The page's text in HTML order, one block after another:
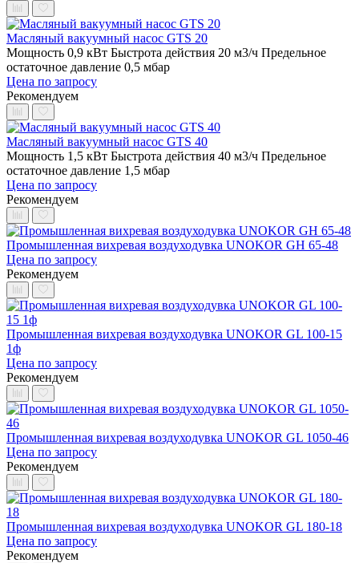
Масляный вакуумный насос GTS 20
Мощность 0,9 кВт Быстрота действия 20 м3/ч Предельное
остаточное давление 0,5 мбар
Цена по запросу
Рекомендуем
Масляный вакуумный насос GTS 40
Мощность 1,5 кВт Быстрота действия 40 м3/ч Предельное
остаточное давление 1,5 мбар
Цена по запросу
Рекомендуем
Промышленная вихревая воздуходувка UNOKOR GH 65-48
Цена по запросу
Рекомендуем
Промышленная вихревая воздуходувка UNOKOR GL 100-15
1ф
Цена по запросу
Рекомендуем
Промышленная вихревая воздуходувка UNOKOR GL 1050-46
Цена по запросу
Рекомендуем
Промышленная вихревая воздуходувка UNOKOR GL 180-18
Цена по запросу
Рекомендуем